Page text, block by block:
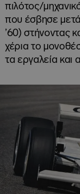
πιλότος/
που έσβησε μετά
’60) στήνοντας
χέρια το
τα εργαλεία και